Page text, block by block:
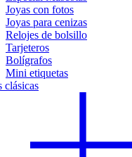
Joyas con fotos
Joyas para cenizas
Relojes de bolsillo
Tarjeteros
Bolígrafos
Mini etiquetas
clásicas